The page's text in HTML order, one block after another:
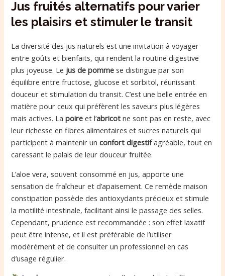
Jus fruités alternatifs pour varier
les plaisirs et stimuler le transit
La diversité des jus naturels est une invitation à voyager
entre goûts et bienfaits, qui rendent la routine digestive
plus joyeuse. Le jus de pomme se distingue par son
équilibre entre fructose, glucose et sorbitol, réunissant
douceur et stimulation du transit. C’est une belle entrée en
matière pour ceux qui préfèrent les saveurs plus légères
mais actives. Lapoire et l’abricot ne sont pas en reste, avec
leur richesse en fibres alimentaires et sucres naturels qui
participent à maintenir unconfort digestifagréable, tout en
caressant le palais de leur douceur fruitée.
L’aloe vera, souvent consommé en jus, apporte une
sensation de fraîcheur et d’apaisement. Ce remède maison
constipation possède des antioxydants précieux et stimule
la motilité intestinale, facilitant ainsi le passage des selles.
Cependant, prudence est recommandée : son effet laxatif
peut être intense, et il est préférable de l’utiliser
modérément et de consulter un professionnel en cas
d’usage régulier.